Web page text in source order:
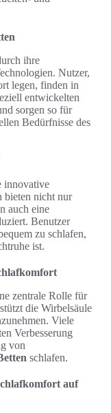
ihre
Nutzer,
legen, finden in
entwickelten
sorgen so für
Bedürfnisse des
innovative
bieten nicht nur
auch eine
Benutzer
zu schlafen,
ist.
zentrale Rolle für
die Wirbelsäule
Viele
Verbesserung
von
schlafen.
auf